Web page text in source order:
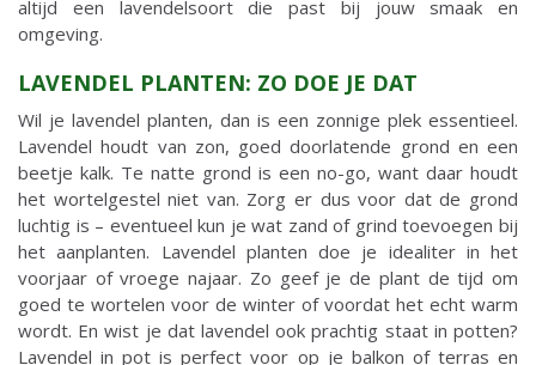
altijd een lavendelsoort die past bij jouw smaak en
omgeving.
LAVENDEL PLANTEN: ZO DOE JE DAT
Wil je lavendel planten, dan is een zonnige plek essentieel.
Lavendel houdt van zon, goed doorlatende grond en een
beetje kalk. Te natte grond is een no-go, want daar houdt
het wortelgestel niet van. Zorg er dus voor dat de grond
luchtig is – eventueel kun je wat zand of grind toevoegen bij
het aanplanten. Lavendel planten doe je idealiter in het
voorjaar of vroege najaar. Zo geef je de plant de tijd om
goed te wortelen voor de winter of voordat het echt warm
wordt. En wist je dat lavendel ook prachtig staat in potten?
Lavendel in pot is perfect voor op je balkon of terras en